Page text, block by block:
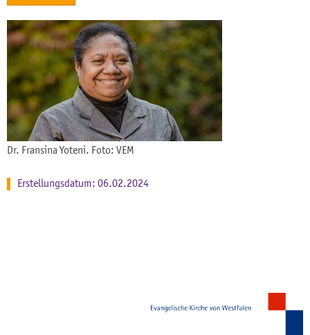
Dr. Fransina Yoteni. Foto: VEM
Erstellungsdatum: 06.02.2024